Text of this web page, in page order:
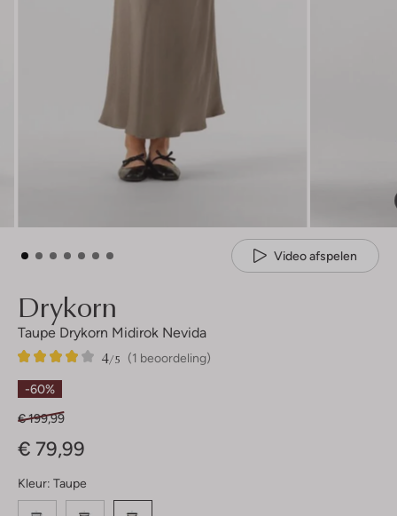
Video afspelen
Drykorn
Taupe Drykorn Midirok Nevida
(1 beoordeling)
4/5
1
4
Sterren
-60%
€ 199,99
€ 79,99
Kleur: Taupe